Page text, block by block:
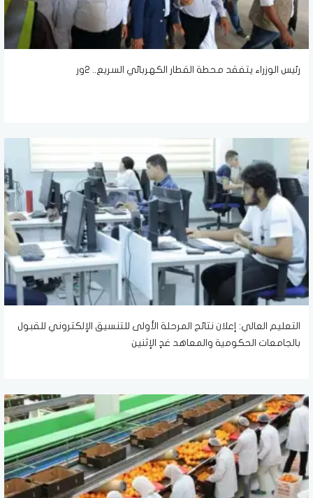
رئيس الوزراء يتفقد محطة القطار الكهربائي السريع.. 2ور
التعليم العالي: إعلان نتائج المرحلة الأولى للتنسيق الإلكتروني للقبول
بالجامعات الحكومية والمعاهد غدٍ الإثنين